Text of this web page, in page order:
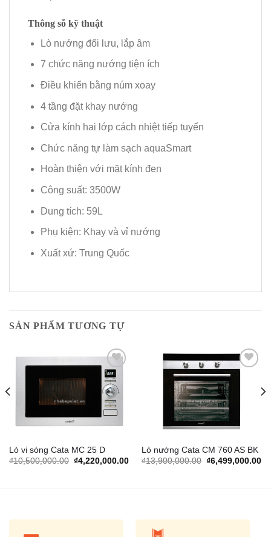
Thông sỗ kỹ thuật
Lò nướng đối lưu, lắp âm
7 chức năng nướng tiện ích
Điều khiển bằng núm xoay
4 tầng đặt khay nướng
Cửa kính hai lớp cách nhiệt tiếp tuyến
Chức năng tự làm sạch aquaSmart
Hoàn thiện với mặt kính đen
Công suất: 3500W
Dung tích: 59L
Phụ kiện: Khay và vỉ nướng
Xuất xứ: Trung Quốc
SẢN PHẨM TƯƠNG TỰ
Add to
Wishlist
Lò vi sóng Cata MC 25 D
₫10,500,000.00 Original
₫4,220,000.00Current
Lò nướng Cata CM 760 AS BK
₫13,900,000.00 Original
₫6,499,000.00